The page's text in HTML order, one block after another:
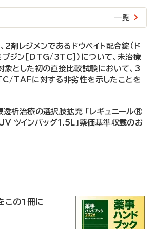
一覧
2剤レジメンであるドウベイト配合錠（ド
ジン［DTG/3TC］）について、未治療
とした初の直接比較試験において、3
TAFに対する非劣性を示したことを
析治療の選択肢拡充 「レギュニール®
ツインバッグ1.5L」薬価基準収載のお
この1冊に